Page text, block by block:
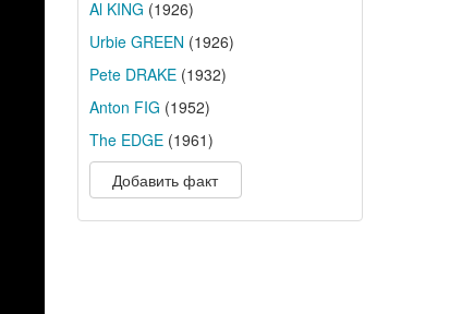
Al KING (1926)
Urbie GREEN (1926)
Pete DRAKE(1932)
Anton FIG (1952)
The EDGE(1961)
Добавить факт